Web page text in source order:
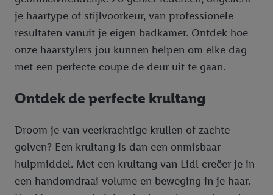
je haartype of stijlvoorkeur, van professionele
resultaten vanuit je eigen badkamer. Ontdek hoe
onze haarstylers jou kunnen helpen om elke dag
met een perfecte coupe de deur uit te gaan.
Ontdek de perfecte krultang
Droom je van veerkrachtige krullen of zachte
golven? Een krultang is dan een onmisbaar
hulpmiddel. Met een krultang van Lidl creëer je in
een handomdraai volume en beweging in je haar.